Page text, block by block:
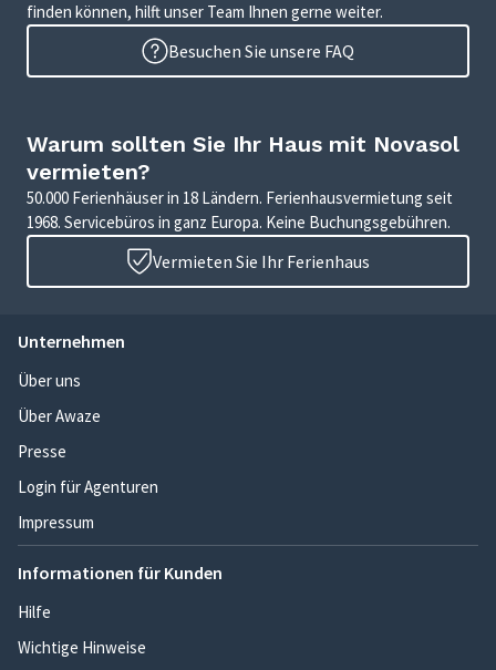
finden können, hilft unser Team Ihnen gerne weiter.
Besuchen Sie unsere FAQ
Warum sollten Sie Ihr Haus mit Novasol
vermieten?
50.000 Ferienhäuser in 18 Ländern. Ferienhausvermietung seit
1968. Servicebüros in ganz Europa. Keine Buchungsgebühren.
Vermieten Sie Ihr Ferienhaus
Unternehmen
Über uns
Über Awaze
Presse
Login für Agenturen
Impressum
Informationen für Kunden
Hilfe
Wichtige Hinweise